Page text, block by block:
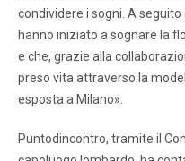
condividere i sogni. A
hanno iniziato a sognare la
e che, grazie alla
preso vita attraverso la
esposta a Milano».
Puntodincontro, tramite il